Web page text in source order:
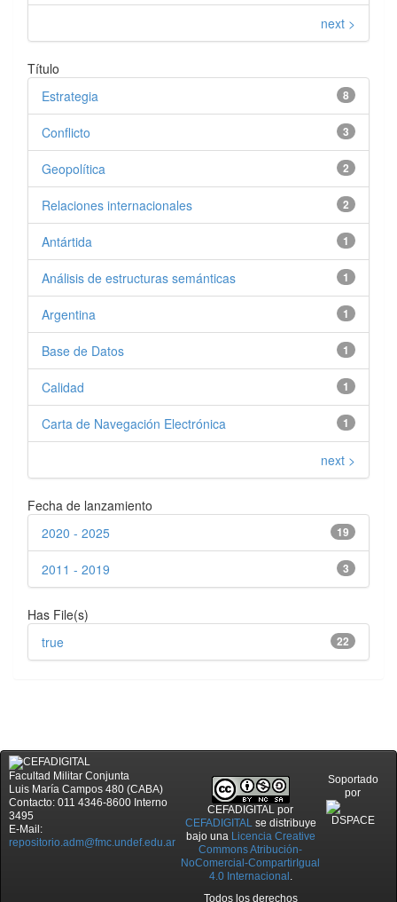
next >
Título
8
Estrategia
3
Conflicto
2
Geopolítica
2
Relaciones internacionales
1
Antártida
1
Análisis de estructuras semánticas
1
Argentina
1
Base de Datos
1
Calidad
1
Carta de Navegación Electrónica
next >
Fecha de lanzamiento
19
2020 - 2025
3
2011 - 2019
Has File(s)
22
true
Facultad Militar Conjunta
Luis María Campos 480 (CABA)
Contacto: 011 4346-8600 Interno
3495
E-Mail:
repositorio.adm@fmc.undef.edu.ar
CEFADIGITAL por
CEFADIGITAL se distribuye
bajo una Licencia Creative
Commons Atribución-
NoComercial-CompartirIgual
4.0 Internacional
Todos los derechos
Soportado
por